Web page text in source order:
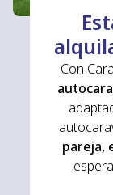
Con
pareja,